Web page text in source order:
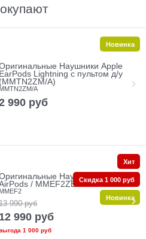
Наушники Apple
EarPods Lightning с пультом д/у
(MMTN2ZM/A)
MMTN2ZM/A
990 руб
Новинка
Наушники Apple
/ MMEF2ZE/A
MMEF2
990 руб
12 990 руб
1 000 руб
Хит
Скидка 1 000 руб
Новинка